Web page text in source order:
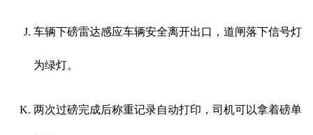
车辆下磅雷达感应车辆安全离开出口，道闸落下信号灯
为绿灯。
两次过磅完成后称重记录自动打印，司机可以拿着磅单